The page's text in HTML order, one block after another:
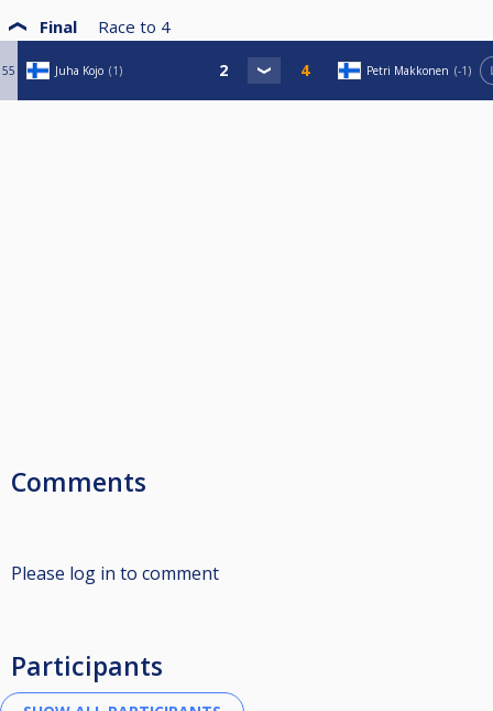
Final Race to 4
55 Juha Kojo 1 Petri Makkonen -1
Comments
Please log in to comment
Participants